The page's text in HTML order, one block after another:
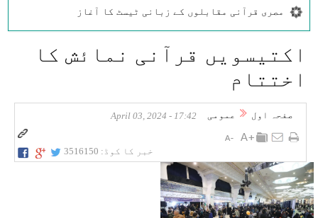
مصری قرآنی مقابلوں کے زبانی ٹیسٹ کا آغاز
اکتیسویں قرآنی نمائش کا
اختتام
صفحہ اول عمومی 17:42 - April 03, 2024
خبر کا کوڈ: 3516150